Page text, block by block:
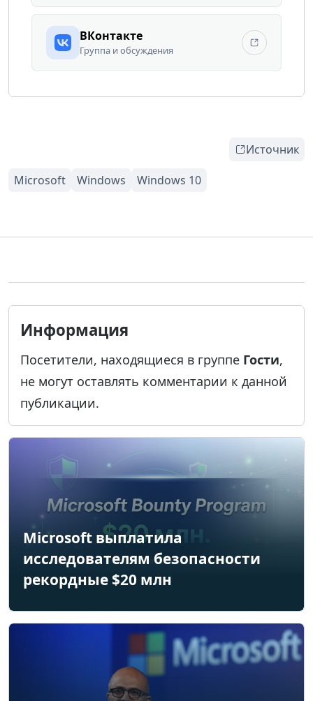
ВКонтакте
Группа и обсуждения
Источник
Информация
Посетители, находящиеся в группе Гости,
не могут оставлять комментарии к данной
публикации.
Microsoft выплатила
исследователям безопасности
рекордные $20 млн